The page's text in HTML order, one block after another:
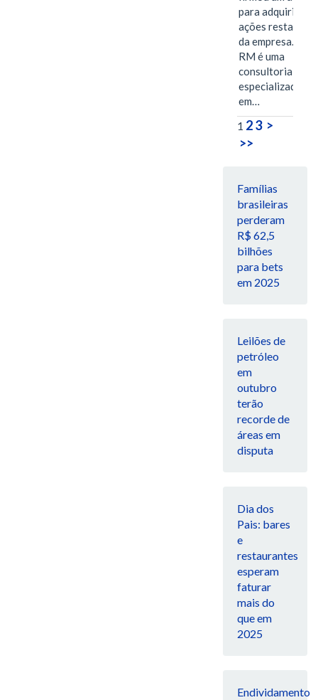
para adquirir as
ações restantes
da empresa. A S-
RM é uma
consultoria
especializada
em…
1 23 >
>>
Famílias
brasileiras
perderam
R$ 62,5
bilhões
para bets
em 2025
Leilões de
petróleo
em
outubro
terão
recorde de
áreas em
disputa
Dia dos
Pais: bares
e
restaurantes
esperam
faturar
mais do
que em
2025
Endividamento